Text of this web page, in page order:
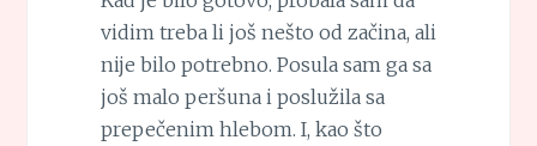
vidim treba li još nešto od začina, ali
nije bilo potrebno. Posula sam ga sa
još malo peršuna i poslužila sa
prepečenim hlebom. I, kao što